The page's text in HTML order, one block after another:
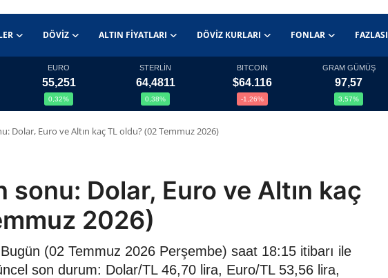
DÖVIZ ALTIN FIYATLARI DÖVIZ KURLARI FONLAR FAZLASI
EURO
55,251
0,32%
STERLİN
64,4811
0,38%
BITCOIN
$64.116
-1,26%
GRAM GÜMÜŞ
97,57
3,57%
Dolar, Euro ve Altın kaç TL oldu? (02 Temmuz 2026)
sonu: Dolar, Euro ve Altın kaç
2026)
(02 Temmuz 2026 Perşembe) saat 18:15 itibarı ile
son durum: Dolar/TL 46,70 lira, Euro/TL 53,56 lira,